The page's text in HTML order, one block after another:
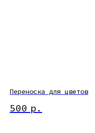
Переноска для цветов
500 р.